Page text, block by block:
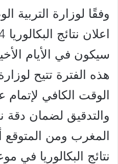
وفقًا لوزارة التربية
سيكون في الأيام
هذه الفترة تتيح
الوقت الكافي لإتمام
المغرب ومن المتوقع
نتائج البكالوريا في